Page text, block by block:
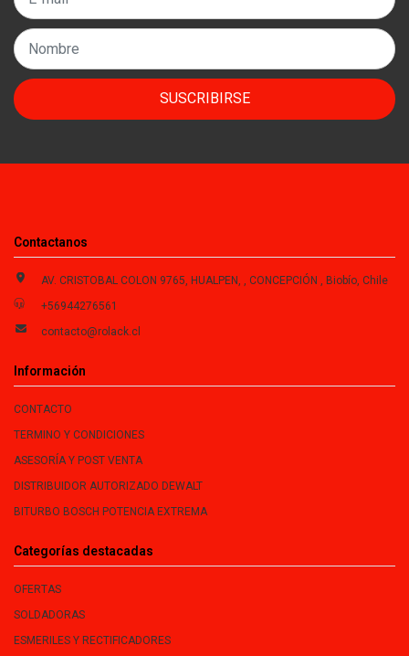
SUSCRIBIRSE
Contactanos
AV. CRISTOBAL COLON 9765, HUALPEN, , CONCEPCIÓN , Biobío, Chile
+56944276561
contacto@rolack.cl
Información
CONTACTO
TERMINO Y CONDICIONES
ASESORÍA Y POST VENTA
DISTRIBUIDOR AUTORIZADO DEWALT
BITURBO BOSCH POTENCIA EXTREMA
Categorías destacadas
OFERTAS
SOLDADORAS
ESMERILES Y RECTIFICADORES